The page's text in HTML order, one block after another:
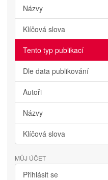
Názvy
Klíčová slova
Tento typ publikací
Dle data publikování
Autoři
Názvy
Klíčová slova
MŮJ ÚČET
Přihlásit se